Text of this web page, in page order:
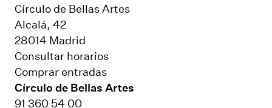
Círculo de Bellas Artes
Alcalá, 42
28014 Madrid
Consultar horarios
Comprar entradas
Círculo de Bellas Artes
91 360 54 00